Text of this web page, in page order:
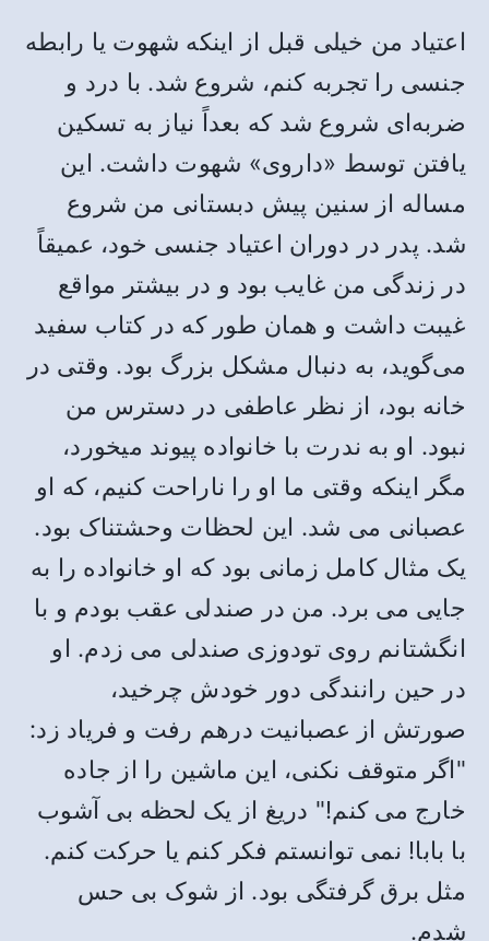
اعتیاد من خیلی قبل از اینکه شهوت یا رابطه
جنسی را تجربه کنم، شروع شد. با درد و
ضربه‌ای شروع شد که بعداً نیاز به تسکین
یافتن توسط «داروی» شهوت داشت. این
مساله از سنین پیش دبستانی من شروع
شد. پدر در دوران اعتیاد جنسی خود، عمیقاً
در زندگی من غایب بود و در بیشتر مواقع
غیبت داشت و همان طور که در کتاب سفید
می‌گوید، به دنبال مشکل بزرگ بود. وقتی در
خانه بود، از نظر عاطفی در دسترس من
نبود. او به ندرت با خانواده پیوند میخورد،
مگر اینکه وقتی ما او را ناراحت کنیم، که او
عصبانی می شد. این لحظات وحشتناک بود.
یک مثال کامل زمانی بود که او خانواده را به
جایی می برد. من در صندلی عقب بودم و با
انگشتانم روی تودوزی صندلی می زدم. او
در حین رانندگی دور خودش چرخید،
صورتش از عصبانیت درهم رفت و فریاد زد:
"اگر متوقف نکنی، این ماشین را از جاده
خارج می کنم!" دریغ از یک لحظه بی آشوب
با بابا! نمی توانستم فکر کنم یا حرکت کنم.
مثل برق گرفتگی بود. از شوک بی حس
شدم.